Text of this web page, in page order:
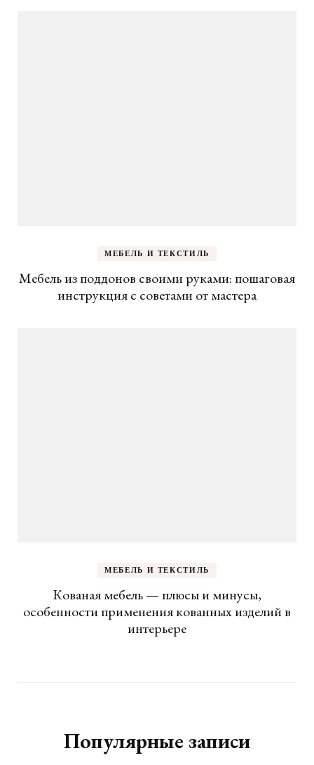
МЕБЕЛЬ И ТЕКСТИЛЬ
Мебель из поддонов своими руками: пошаговая
инструкция с советами от мастера
МЕБЕЛЬ И ТЕКСТИЛЬ
Кованая мебель — плюсы и минусы,
особенности применения кованных изделий в
интерьере
Популярные записи